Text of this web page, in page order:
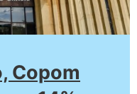
Copom